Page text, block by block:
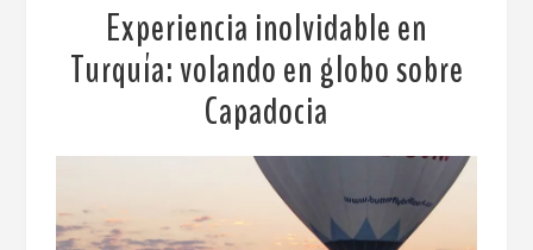
Experiencia inolvidable en
Turquía: volando en globo sobre
Capadocia